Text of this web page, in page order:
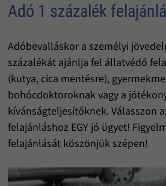
Adó 1 százalék
Adóbevalláskor a személyi
százalékát ajánlja fel állatvédő
(kutya, cica mentésre),
bohócdoktoroknak vagy a
kívánságteljesítőknek. Válasszon
felajánláshoz EGY jó ügyet!
felajánlását köszönjük szépen!